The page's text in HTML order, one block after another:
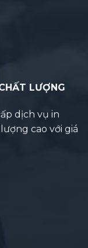
LƯỢNG
dịch vụ in
cao với giá